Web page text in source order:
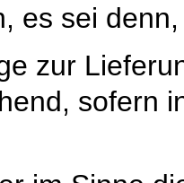
es sei
zur
sofern